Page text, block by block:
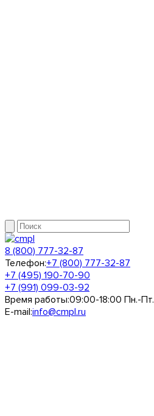
8 (800) 777-32-87
Телефон:+7 (800) 777-32-87
+7 (495) 190-70-90
+7 (991) 099-03-92
Время работы:09:00-18:00 Пн.-Пт.
E-mail:info@cmpl.ru